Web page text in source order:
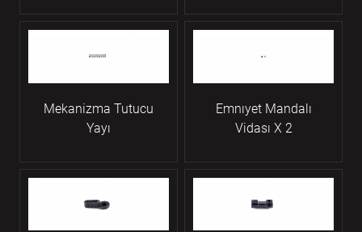
Mekanizma Tutucu
Yayı
Emnıyet Mandalı
Vidası X 2